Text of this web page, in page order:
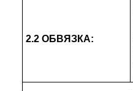
2.2 ОБВЯЗКА: